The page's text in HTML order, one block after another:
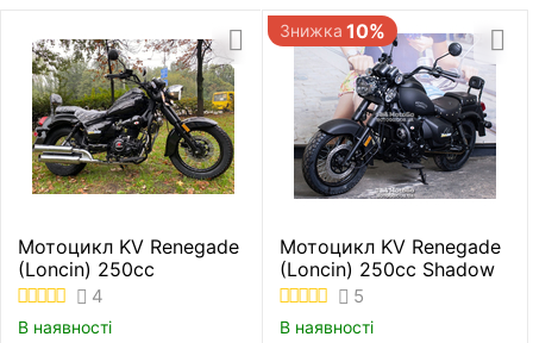
Передній багажник Немає
Задній багажник Немає
Рама Трубчастий каркас
О'бєм бензобаку 19 л.
Стоянкове гальмо
Мотоцикл KV Renegade
(Loncin) 250cc
4
В наявності
Знижка 10%
Мотоцикл KV Renegade
(Loncin) 250cc Shadow
5
В наявності